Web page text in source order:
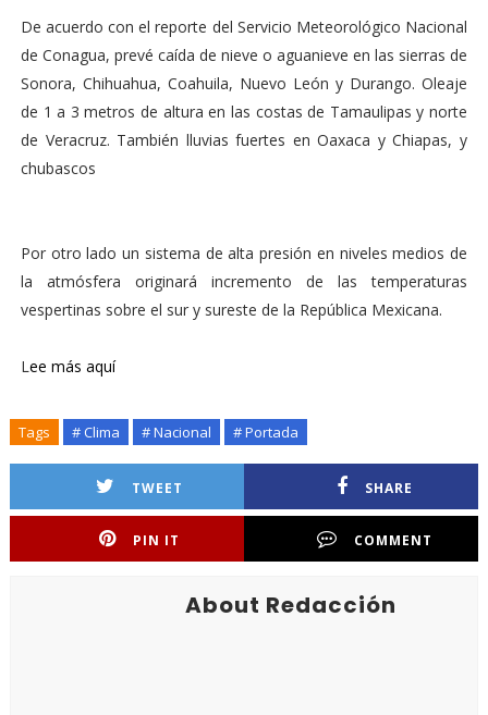
De acuerdo con el reporte del Servicio Meteorológico Nacional
de Conagua, prevé caída de nieve o aguanieve en las sierras de
Sonora, Chihuahua, Coahuila, Nuevo León y Durango. Oleaje
de 1 a 3 metros de altura en las costas de Tamaulipas y norte
de Veracruz. También lluvias fuertes en Oaxaca y Chiapas, y
chubascos
Por otro lado un sistema de alta presión en niveles medios de
la atmósfera originará incremento de las temperaturas
vespertinas sobre el sur y sureste de la República Mexicana.
Lee más aquí
Tags # Clima # Nacional # Portada
TWEET SHARE
PIN IT COMMENT
About Redacción